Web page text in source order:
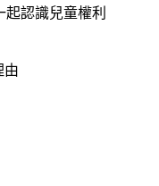
認識兒童權利
由